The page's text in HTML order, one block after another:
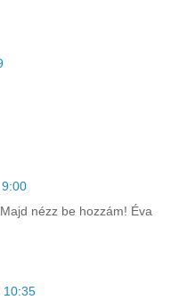
nézz be hozzám! Éva
10:35